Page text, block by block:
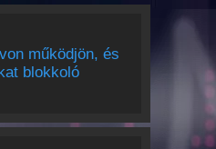
működjön, és
blokkoló